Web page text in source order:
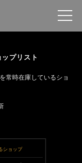
プリスト
常時在庫しているショ
ショップ